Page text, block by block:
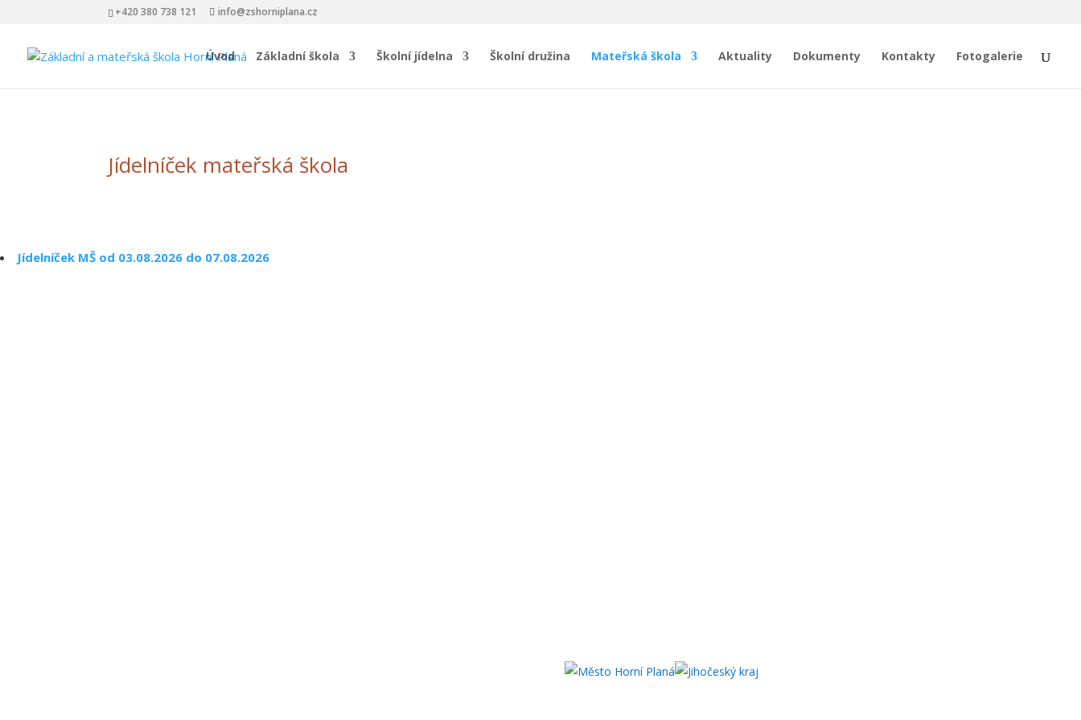
+420 380 738 121 info@zshorniplana.cz
Úvod Základní škola Školní jídelna Školní družina Mateřská škola Aktuality Dokumenty Kontakty Fotogalerie
Jídelníček mateřská škola
Jídelníček MŠ od 03.08.2026 do 07.08.2026